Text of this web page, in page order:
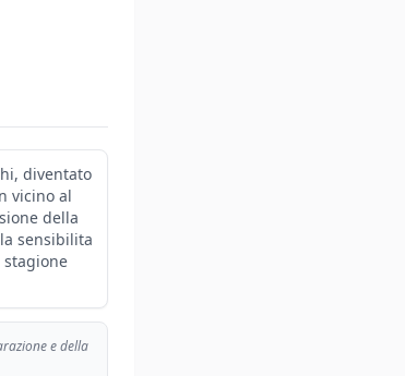
diventato
vicino al
della
sensibilita
e della